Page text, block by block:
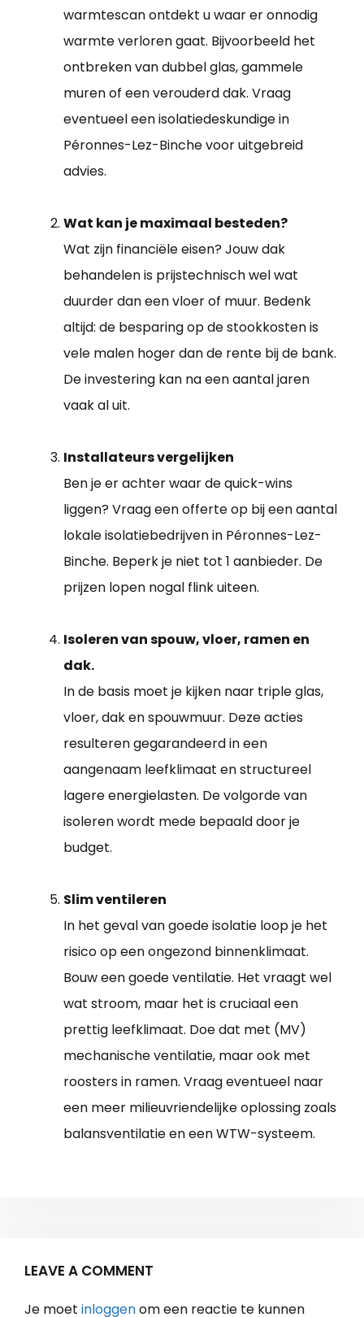
warmtescan ontdekt u waar er onnodig
warmte verloren gaat. Bijvoorbeeld het
ontbreken van dubbel glas, gammele
muren of een verouderd dak. Vraag
eventueel een isolatiedeskundige in
Péronnes-Lez-Binche voor uitgebreid
advies.
Wat kan je maximaal besteden?
Wat zijn financiële eisen? Jouw dak
behandelen is prijstechnisch wel wat
duurder dan een vloer of muur. Bedenk
altijd: de besparing op de stookkosten is
vele malen hoger dan de rente bij de bank.
De investering kan na een aantal jaren
vaak al uit.
Installateurs vergelijken
Ben je er achter waar de quick-wins
liggen? Vraag een offerte op bij een aantal
lokale isolatiebedrijven in Péronnes-Lez-
Binche. Beperk je niet tot 1 aanbieder. De
prijzen lopen nogal flink uiteen.
Isoleren van spouw, vloer, ramen en
dak.
In de basis moet je kijken naar triple glas,
vloer, dak en spouwmuur. Deze acties
resulteren gegarandeerd in een
aangenaam leefklimaat en structureel
lagere energielasten. De volgorde van
isoleren wordt mede bepaald door je
budget.
Slim ventileren
In het geval van goede isolatie loop je het
risico op een ongezond binnenklimaat.
Bouw een goede ventilatie. Het vraagt wel
wat stroom, maar het is cruciaal een
prettig leefklimaat. Doe dat met (MV)
mechanische ventilatie, maar ook met
roosters in ramen. Vraag eventueel naar
een meer milieuvriendelijke oplossing zoals
balansventilatie en een WTW-systeem.
LEAVE A COMMENT
Je moet inloggenom een reactie te kunnen